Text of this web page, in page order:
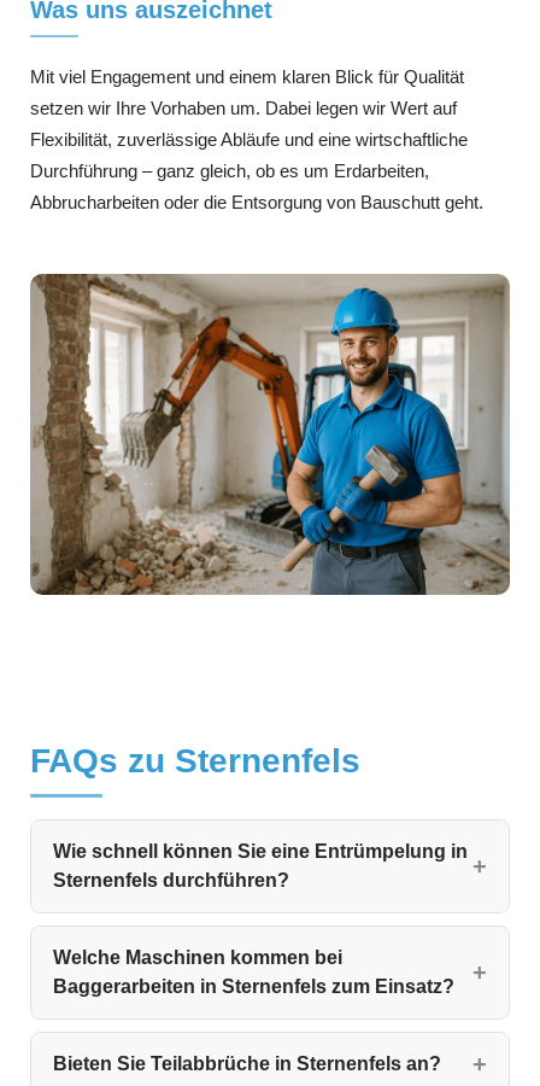
Was uns auszeichnet
Mit viel Engagement und einem klaren Blick für Qualität
setzen wir Ihre Vorhaben um. Dabei legen wir Wert auf
Flexibilität, zuverlässige Abläufe und eine wirtschaftliche
Durchführung – ganz gleich, ob es um Erdarbeiten,
Abbrucharbeiten oder die Entsorgung von Bauschutt geht.
FAQs zu Sternenfels
Wie schnell können Sie eine Entrümpelung in
Sternenfels durchführen?
Welche Maschinen kommen bei
Baggerarbeiten in Sternenfels zum Einsatz?
Bieten Sie Teilabbrüche in Sternenfels an?